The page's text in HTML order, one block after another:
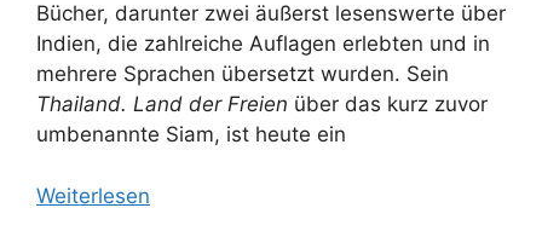
Bücher, darunter zwei äußerst lesenswerte über
Indien, die zahlreiche Auflagen erlebten und in
mehrere Sprachen übersetzt wurden. Sein
Thailand. Land der Freien über das kurz zuvor
umbenannte Siam, ist heute ein
Weiterlesen